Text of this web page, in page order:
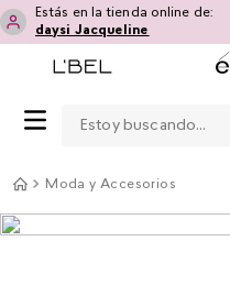
Estás en la tienda online de:
daysi Jacqueline
Moda y Accesorios